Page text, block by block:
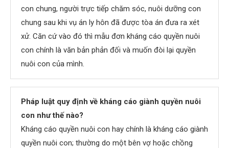
con chung, người trực tiếp chăm sóc, nuôi dưỡng con
chung sau khi vụ án ly hôn đã được tòa án đưa ra xét
xử. Căn cứ vào đó thì mẫu đơn kháng cáo quyền nuôi
con chính là văn bản phản đối và muốn đòi lại quyền
nuôi con của mình.
Pháp luật quy định về kháng cáo giành quyền nuôi
con như thế nào?
Kháng cáo quyền nuôi con hay chính là kháng cáo giành
quyền nuôi con; thường do một bên vợ hoặc chồng